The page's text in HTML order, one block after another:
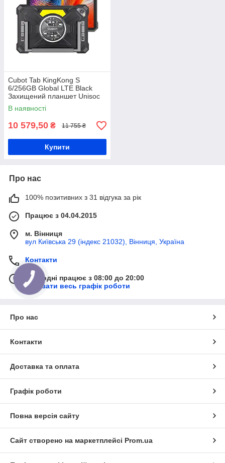
Cubot Tab KingKong S
6/256GB Global LTE Black
Захищений планшет Unisoc
Tiger T616 15300 мАг
В наявності
10 579,50 ₴ 11 755 ₴
Купити
Про нас
100% позитивних з 31 відгука за рік
Працює з 04.04.2015
м. Вінниця
вул Київська 29 (індекс 21032), Вінниця, Україна
Контакти
Сьогодні працює з 08:00 до 20:00
Показати весь графік роботи
Про нас
Контакти
Доставка та оплата
Графік роботи
Повна версія сайту
Сайт створено на маркетплейсі Prom.ua